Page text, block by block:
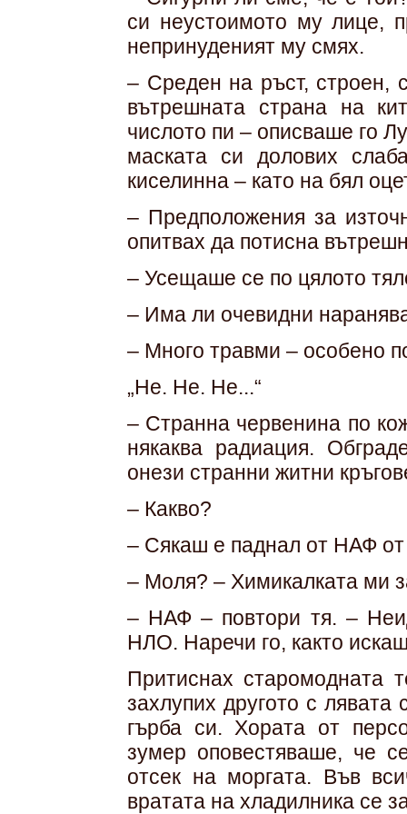
си неустоимото му лице,
непринуденият му смях.
– Среден на ръст, строен,
вътрешната страна на
числото пи – описваше го
маската си долових
киселинна – като на бял
– Предположения за
опитвах да потисна
– Усещаше се по цялото
– Има ли очевидни
– Много травми – особено
„Не. Не. Не...“
– Странна червенина по
някаква радиация.
онези странни житни
– Какво?
– Сякаш е паднал от НАФ от
– Моля? – Химикалката ми
– НАФ – повтори тя. –
НЛО. Наречи го, както
Притиснах старомодната
захлупих другото с
гърба си. Хората от
зумер оповестяваше, че
отсек на моргата. Във
вратата на хладилника се